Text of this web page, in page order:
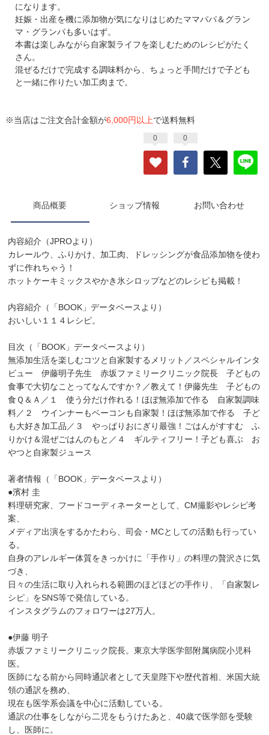
になります。
妊娠・出産を機に添加物が気になりはじめたママパパ＆グラン
マ・グランパも多いはず。
本書は楽しみながら自家製ライフを楽しむためのレシピがたく
さん。
混ぜるだけで完成する調味料から、ちょっと手間だけで子ども
と一緒に作りたい加工肉まで。
※当店はご注文合計金額が6,000円以上で送料無料
0 0
商品概要 ショップ情報 お問い合わせ
内容紹介（JPROより）
カレールウ、ふりかけ、加工肉、ドレッシングが食品添加物を使わ
ずに作れちゃう！
ホットケーキミックスやかき氷シロップなどのレシピも掲載！
内容紹介（「BOOK」データベースより）
おいしい１１４レシピ。
目次（「BOOK」データベースより）
無添加生活を楽しむコツと自家製するメリット／スペシャルインタ
ビュー 伊藤明子先生 赤坂ファミリークリニック院長 子どもの
食事で大切なことってなんですか？／教えて！伊藤先生 子どもの
食Ｑ＆Ａ／１ 使う分だけ作れる！ほぼ無添加で作る 自家製調味
料／２ ウインナーもベーコンも自家製！ほぼ無添加で作る 子ど
も大好き加工品／３ やっぱりおにぎり最強！ごはんがすすむ ふ
りかけ＆混ぜごはんのもと／４ ギルティフリー！子ども喜ぶ お
やつと自家製ジュース
著者情報（「BOOK」データベースより）
●濱村 圭
料理研究家、フードコーディネーターとして、CM撮影やレシピ考
案、
メディア出演をするかたわら、司会・MCとしての活動も行ってい
る。
自身のアレルギー体質をきっかけに「手作り」の料理の贅沢さに気
づき、
日々の生活に取り入れられる範囲のほどほどの手作り、「自家製レ
シピ」をSNS等で発信している。
インスタグラムのフォロワーは27万人。
●伊藤 明子
赤坂ファミリークリニック院長。東京大学医学部附属病院小児科
医。
医師になる前から同時通訳者として天皇陛下や歴代首相、米国大統
領の通訳を務め、
現在も医学系会議を中心に活動している。
通訳の仕事をしながら二児をもうけたあと、40歳で医学部を受験
し、医師に。